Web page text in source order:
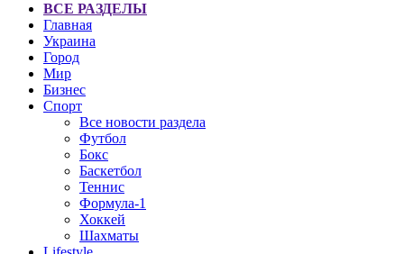
ВСЕ РАЗДЕЛЫ
Главная
Украина
Город
Мир
Бизнес
Спорт
Все новости раздела
Футбол
Бокс
Баскетбол
Теннис
Формула-1
Хоккей
Шахматы